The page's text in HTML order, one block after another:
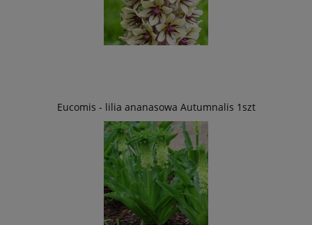
Eucomis - lilia ananasowa Autumnalis 1szt